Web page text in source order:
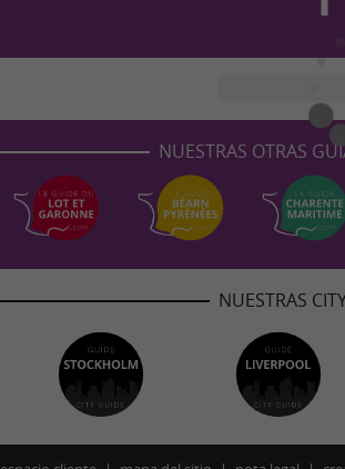
NUESTRAS OTRAS
NUESTRAS